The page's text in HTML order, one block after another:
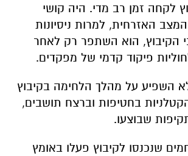
לקחה זמן רב מדי. היה קושי
האזרחית, למרות ניסיונות
הקיבוץ, הוא השתפר רק לאחר
פיקוד קדמי של מפקדים.
לא השפיע על מהלך הלחימה בקיבוץ
בחטיפות וברצח תושבים,
שבוצעו.
שנכנסו לקיבוץ פעלו באומץ